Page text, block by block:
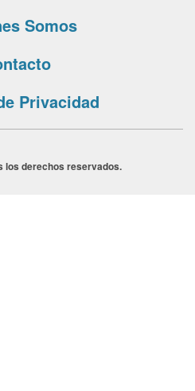
Somos
Privacidad
los derechos reservados.